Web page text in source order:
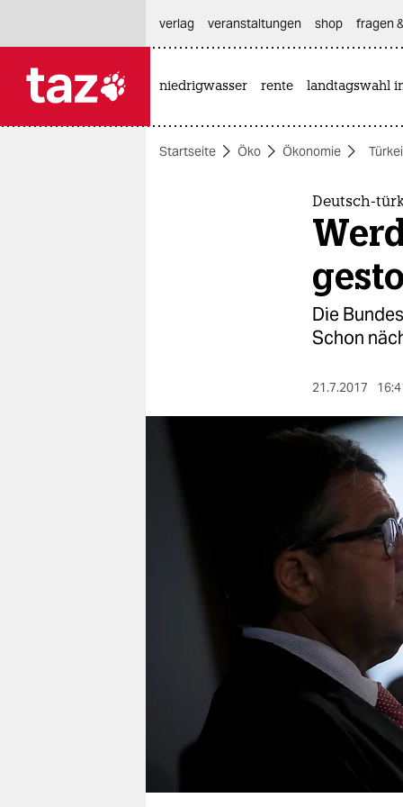
themen
unterstützen
verlag
veranstaltungen shop fragen
niedrigwasser rente landtagswahl
Startseite Öko Ökonomie
Deutsch-
Die
Schon
21.7.2017